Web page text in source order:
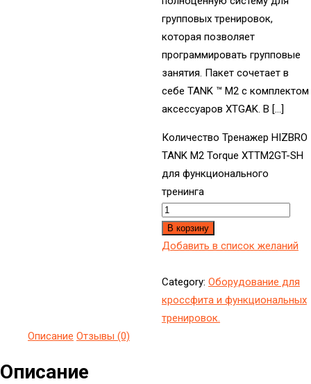
групповых тренировок,
которая позволяет
программировать групповые
занятия. Пакет сочетает в
себе TANK ™ M2 с комплектом
аксессуаров XTGAK. В […]
Количество Тренажер HIZBRO
TANK M2 Torque XTTM2GT-SH
для функционального
тренинга
В корзину
Добавить в список желаний
Category: Оборудование для
кроссфита и функциональных
тренировок.
Описание Отзывы (0)
Описание